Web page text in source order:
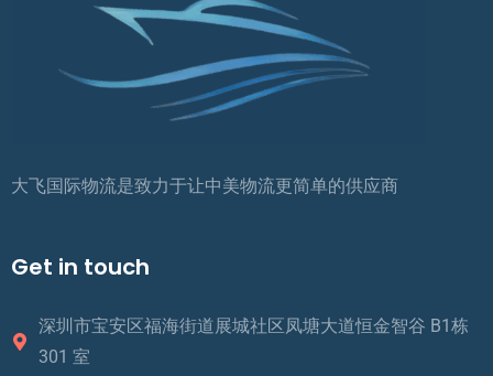
大飞国际物流是致力于让中美物流更简单的供应商
Get in touch
深圳市宝安区福海街道展城社区凤塘大道恒金智谷 B1栋
301 室